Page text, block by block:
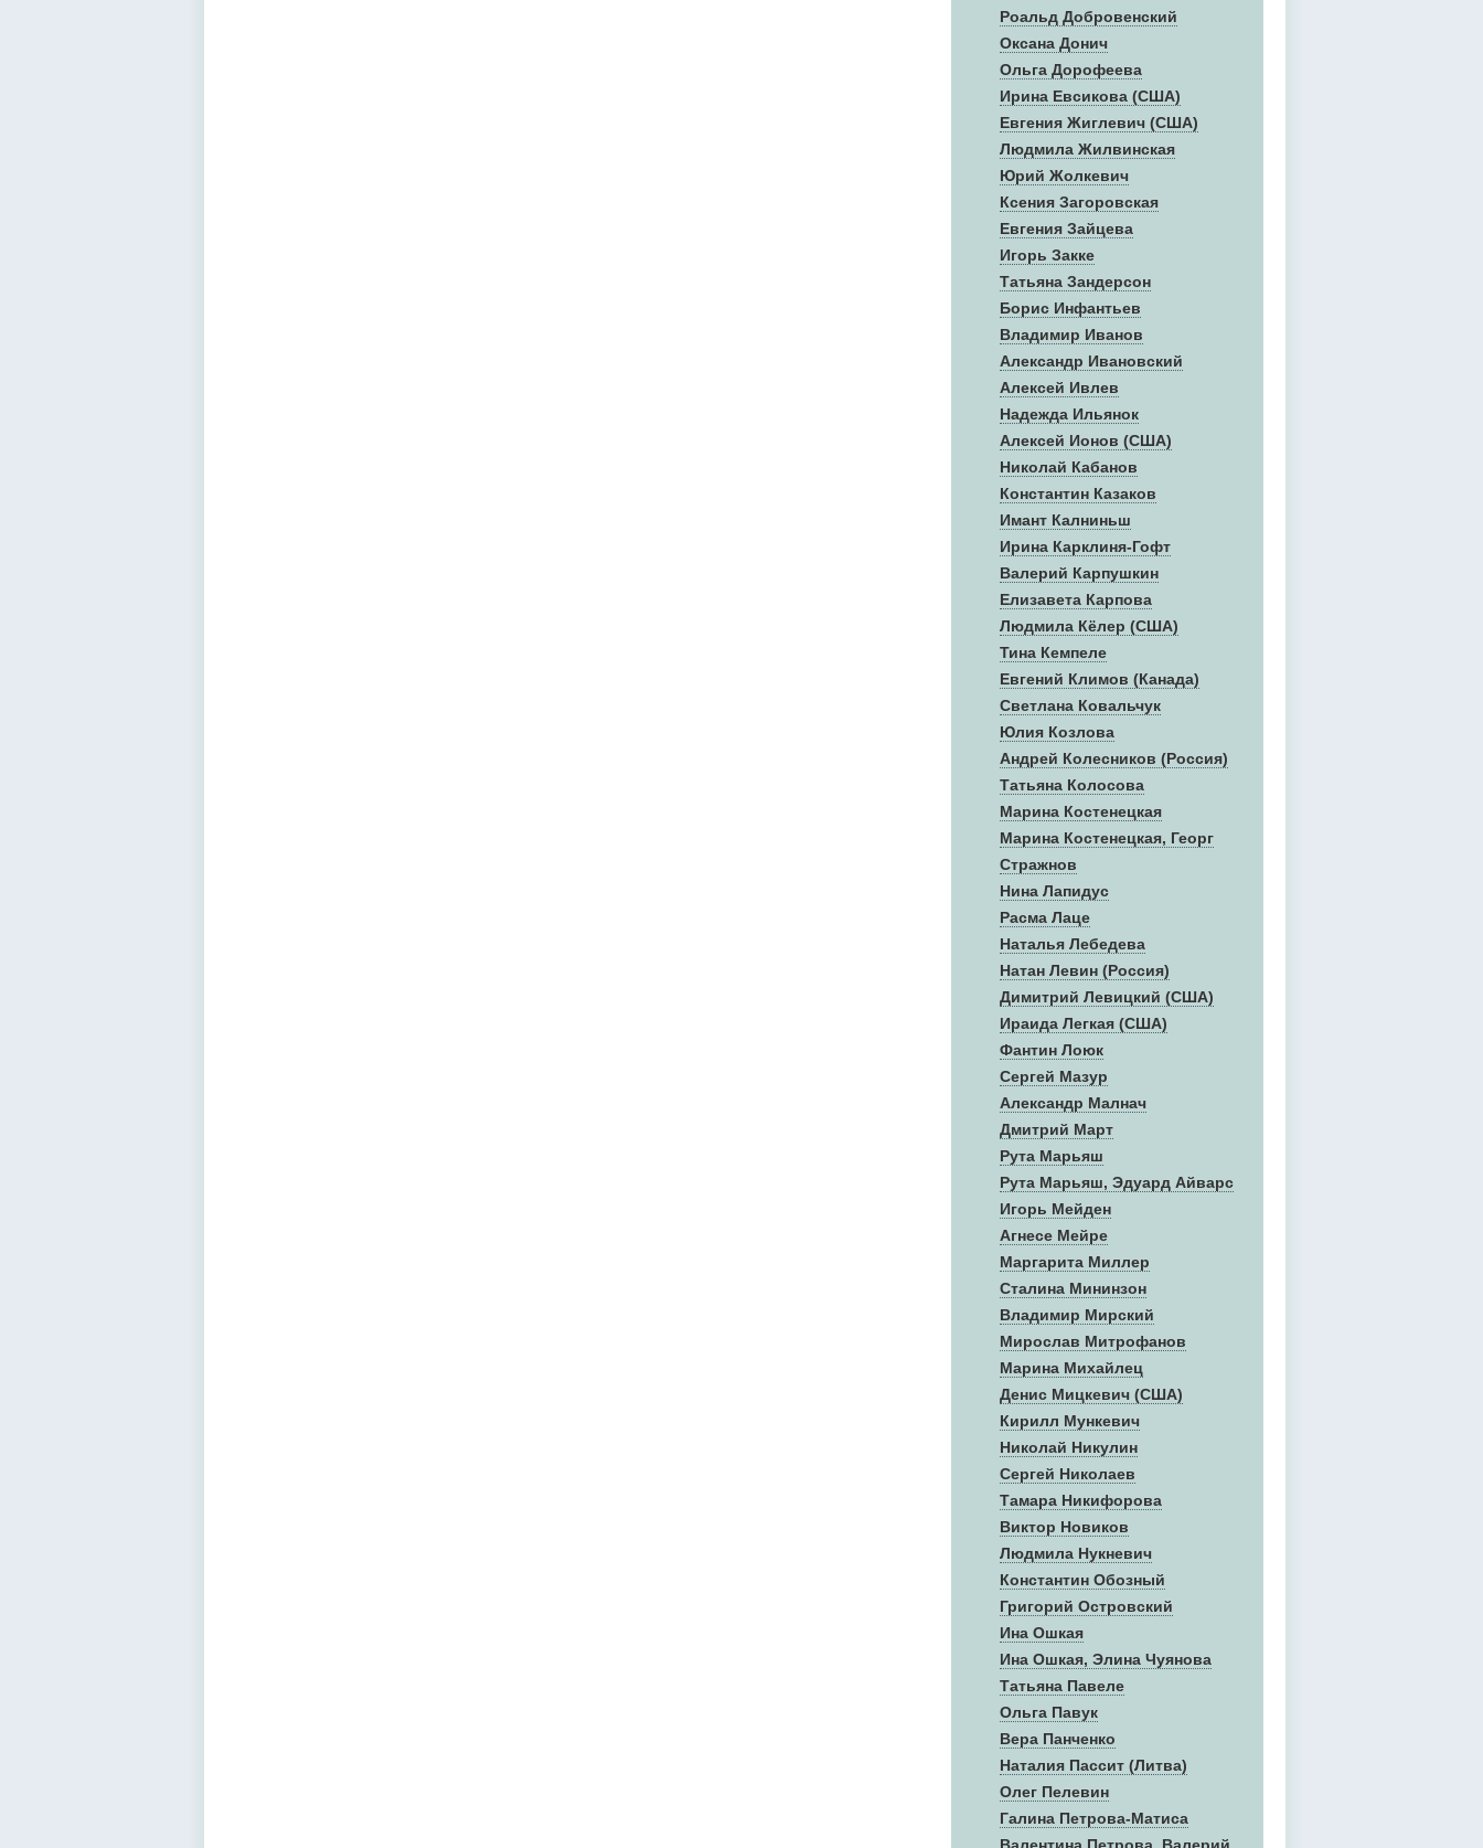
Роальд Добровенский
Оксана Донич
Ольга Дорофеева
Ирина Евсикова (США)
Евгения Жиглевич (США)
Людмила Жилвинская
Юрий Жолкевич
Ксения Загоровская
Евгения Зайцева
Игорь Закке
Татьяна Зандерсон
Борис Инфантьев
Владимир Иванов
Александр Ивановский
Алексей Ивлев
Надежда Ильянок
Алексей Ионов (США)
Николай Кабанов
Константин Казаков
Имант Калниньш
Ирина Карклиня-Гофт
Валерий Карпушкин
Елизавета Карпова
Людмила Кёлер (США)
Тина Кемпеле
Евгений Климов (Канада)
Светлана Ковальчук
Юлия Козлова
Андрей Колесников (Россия)
Татьяна Колосова
Марина Костенецкая
Марина Костенецкая, Георг
Стражнов
Нина Лапидус
Расма Лаце
Наталья Лебедева
Натан Левин (Россия)
Димитрий Левицкий (США)
Ираида Легкая (США)
Фантин Лоюк
Сергей Мазур
Александр Малнач
Дмитрий Март
Рута Марьяш
Рута Марьяш, Эдуард Айварс
Игорь Мейден
Агнесе Мейре
Маргарита Миллер
Сталина Мининзон
Владимир Мирский
Мирослав Митрофанов
Марина Михайлец
Денис Mицкевич (США)
Кирилл Мункевич
Николай Никулин
Сергей Николаев
Тамара Никифорова
Виктор Новиков
Людмила Нукневич
Константин Обозный
Григорий Островский
Ина Ошкая
Ина Ошкая, Элина Чуянова
Татьяна Павеле
Ольга Павук
Вера Панченко
Наталия Пассит (Литва)
Олег Пелевин
Галина Петрова-Матиса